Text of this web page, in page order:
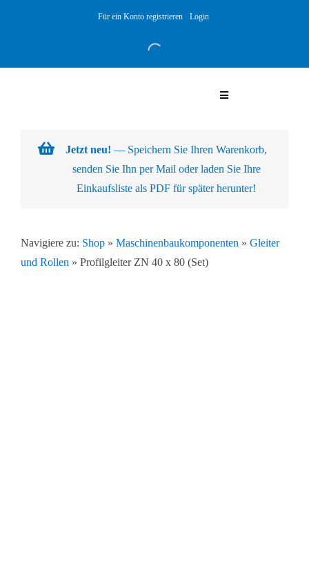
Für ein Konto registrieren Login
Toggle
Kundenlösungen
Jetzt neu! — Speichern Sie Ihren Warenkorb,
senden Sie Ihn per Mail oder laden Sie Ihre
Einkaufsliste als PDF für später herunter!
Navigiere zu: Shop» Maschinenbaukomponenten » Gleiter
und Rollen » Profilgleiter ZN 40 x 80 (Set)